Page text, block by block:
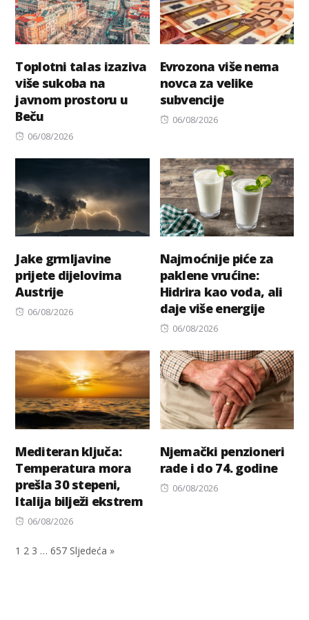
Toplotni talas izaziva
više sukoba na
javnom prostoru u
Beču
Posted
06/08/2026
Evrozona više nema
novca za velike
subvencije
Posted
06/08/2026
Jake grmljavine
prijete dijelovima
Austrije
Posted
06/08/2026
Najmoćnije piće za
paklene vrućine:
Hidrira kao voda, ali
daje više energije
Posted
06/08/2026
Mediteran ključa:
Temperatura mora
prešla 30 stepeni,
Italija bilježi ekstrem
Posted
06/08/2026
Njemački penzioneri
rade i do 74. godine
Posted
06/08/2026
1 2 3 … 657 Sljedeća »